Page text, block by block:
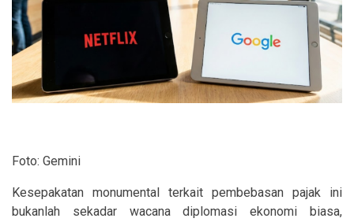
Foto: Gemini
Kesepakatan monumental terkait pembebasan pajak ini
bukanlah sekadar wacana diplomasi ekonomi biasa,